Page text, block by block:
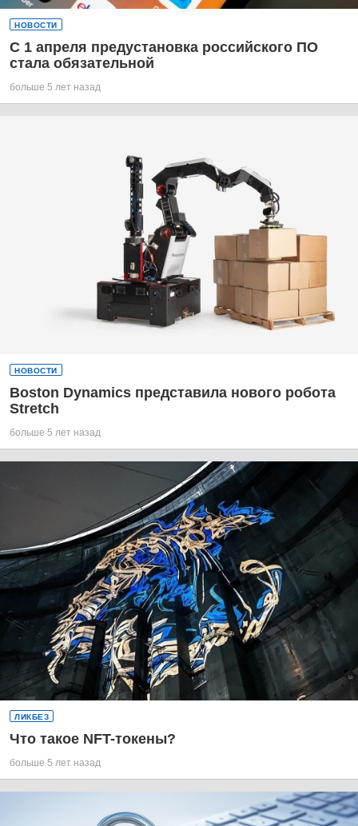
НОВОСТИ
С 1 апреля предустановка российского ПО
стала обязательной
больше 5 лет назад
НОВОСТИ
Boston Dynamics представила нового робота
Stretch
больше 5 лет назад
ЛИКБЕЗ
Что такое NFT-токены?
больше 5 лет назад